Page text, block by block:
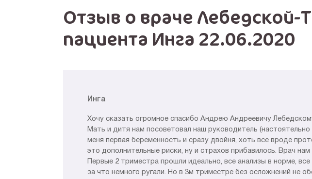
Отзыв о враче Лебедской-
пациента Инга 22.06.2020
Инга
Хочу сказать огромное спасибо Андрею Андреевичу
Мать и дитя нам посоветовал наш руководитель
меня первая беременность и сразу двойня, хоть все вроде
это дополнительные риски, ну и страхов прибавилось. Врач
Первые 2 триместра прошли идеально, все анализы в норме,
за что немного ругали. Но в 3м триместре без осложнений не